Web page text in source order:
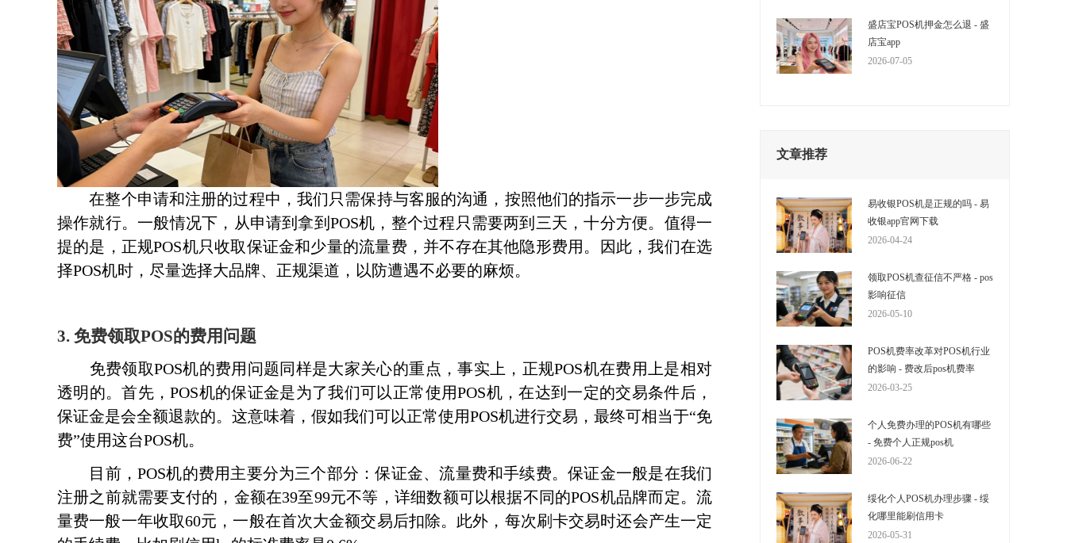
在整个申请和注册的过程中，我们只需保持与客服的沟通，按照他们的指示一步一步完成
操作就行。一般情况下，从申请到拿到POS机，整个过程只需要两到三天，十分方便。值得一
提的是，正规POS机只收取保证金和少量的流量费，并不存在其他隐形费用。因此，我们在选
择POS机时，尽量选择大品牌、正规渠道，以防遭遇不必要的麻烦。
3. 免费领取POS的费用问题
免费领取POS机的费用问题同样是大家关心的重点，事实上，正规POS机在费用上是相对
透明的。首先，POS机的保证金是为了我们可以正常使用POS机，在达到一定的交易条件后，
保证金是会全额退款的。这意味着，假如我们可以正常使用POS机进行交易，最终可相当于“免
费”使用这台POS机。
目前，POS机的费用主要分为三个部分：保证金、流量费和手续费。保证金一般是在我们
注册之前就需要支付的，金额在39至99元不等，详细数额可以根据不同的POS机品牌而定。流
量费一般一年收取60元，一般在首次大金额交易后扣除。此外，每次刷卡交易时还会产生一定
盛店宝POS机押金怎么退 - 盛
店宝app
2026-07-05
文章推荐
易收银POS机是正规的吗 - 易
收银app官网下载
2026-04-24
领取POS机查征信不严格 - pos
影响征信
2026-05-10
POS机费率改革对POS机行业
的影响 - 费改后pos机费率
2026-03-25
个人免费办理的POS机有哪些
- 免费个人正规pos机
2026-06-22
绥化个人POS机办理步骤 - 绥
化哪里能刷信用卡
2026-05-31